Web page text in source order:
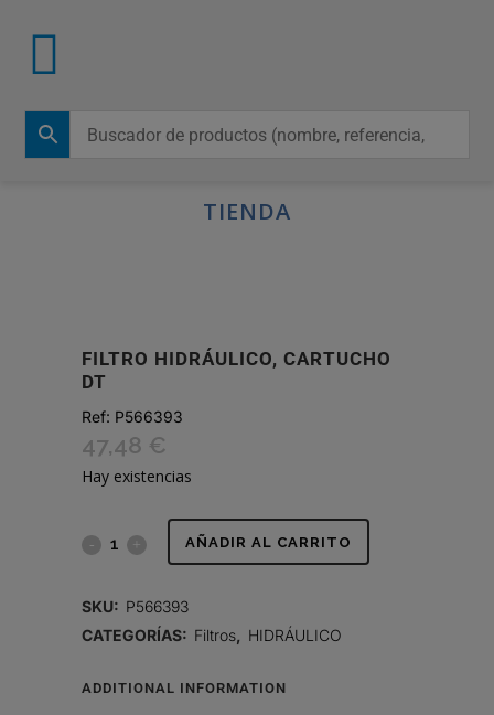
TIENDA
FILTRO HIDRÁULICO, CARTUCHO
DT
Ref: P566393
47,48 €
Hay existencias
FILTRO
CARTUCHO
AÑADIR AL CARRITO
SKU: P566393
CATEGORÍAS: Filtros HIDRÁULICO
ADDITIONAL INFORMATION